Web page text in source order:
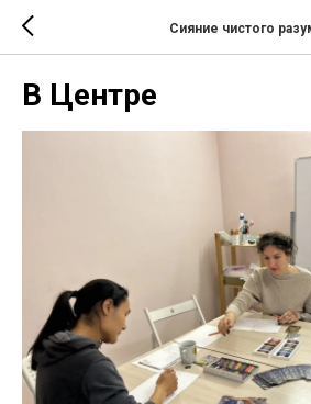
Сияние чистого
В Центре